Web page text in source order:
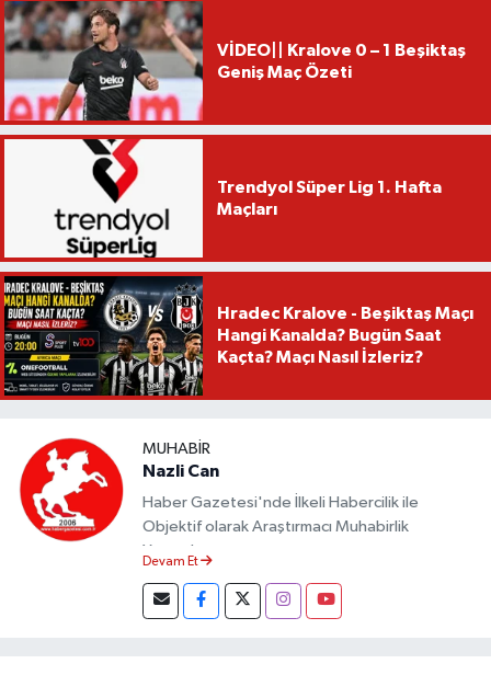
VİDEO|| Kralove 0 – 1 Beşiktaş
Geniş Maç Özeti
Trendyol Süper Lig 1. Hafta
Maçları
Hradec Kralove - Beşiktaş Maçı
Hangi Kanalda? Bugün Saat
Kaçta? Maçı Nasıl İzleriz?
MUHABIR
Nazli Can
Haber Gazetesi'nde İlkeli Habercilik ile
Objektif olarak Araştırmacı Muhabirlik
Yapmaktayım.
Devam Et